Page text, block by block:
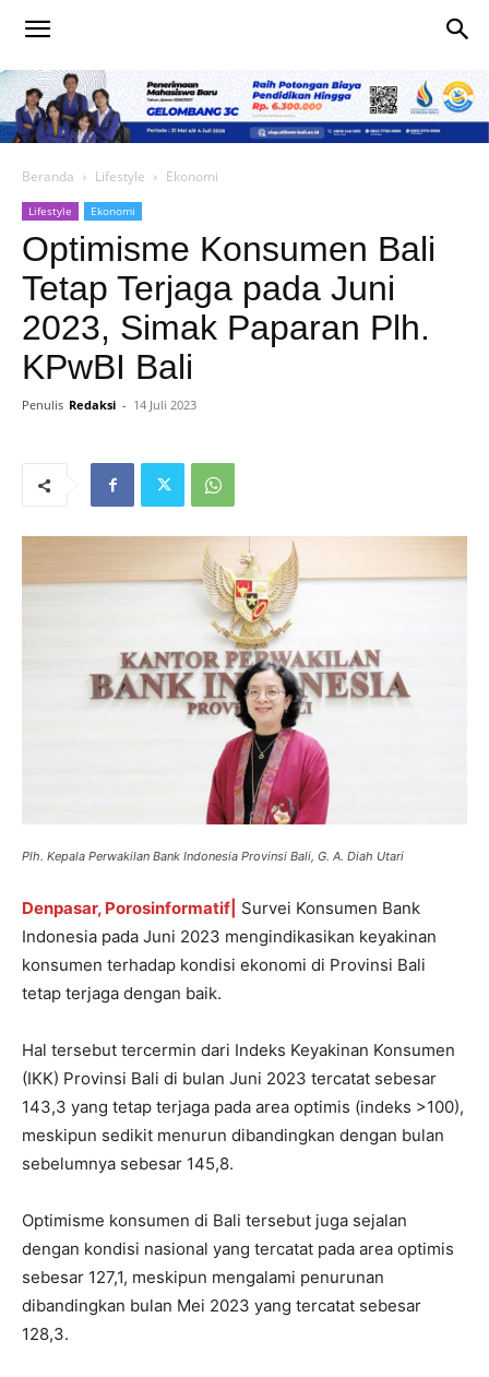
Beranda Lifestyle Ekonomi
Lifestyle Ekonomi
Optimisme Konsumen Bali
Tetap Terjaga pada Juni
2023, Simak Paparan Plh.
KPwBI Bali
Penulis Redaksi - 14 Juli 2023
Plh. Kepala Perwakilan Bank Indonesia Provinsi Bali, G. A. Diah Utari
Denpasar, Porosinformatif| Survei Konsumen Bank
Indonesia pada Juni 2023 mengindikasikan keyakinan
konsumen terhadap kondisi ekonomi di Provinsi Bali
tetap terjaga dengan baik.
Hal tersebut tercermin dari Indeks Keyakinan Konsumen
(IKK) Provinsi Bali di bulan Juni 2023 tercatat sebesar
143,3 yang tetap terjaga pada area optimis (indeks >100),
meskipun sedikit menurun dibandingkan dengan bulan
sebelumnya sebesar 145,8.
Optimisme konsumen di Bali tersebut juga sejalan
dengan kondisi nasional yang tercatat pada area optimis
sebesar 127,1, meskipun mengalami penurunan
dibandingkan bulan Mei 2023 yang tercatat sebesar
128,3.